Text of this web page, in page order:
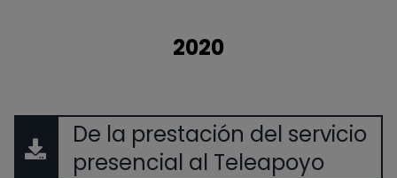
2020
De la prestación del servicio
presencial al Teleapoyo